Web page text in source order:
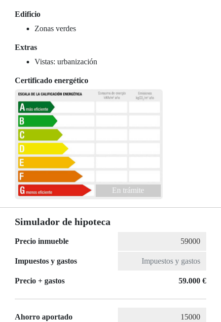
Edificio
Zonas verdes
Extras
Vistas: urbanización
Certificado energético
En trámite
Simulador de hipoteca
Precio inmueble
Impuestos y gastos
Precio + gastos 59.000 €
Ahorro aportado